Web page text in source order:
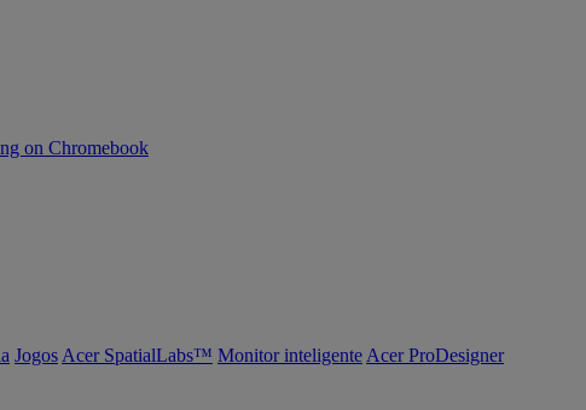
on Chromebook
Jogos Acer SpatialLabs™ Monitor inteligente Acer ProDesigner